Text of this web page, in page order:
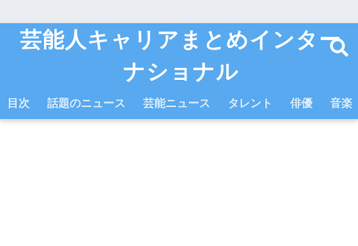
芸能人キャリアまとめインター
ナショナル
目次 話題のニュース 芸能ニュース タレント 俳優 音楽